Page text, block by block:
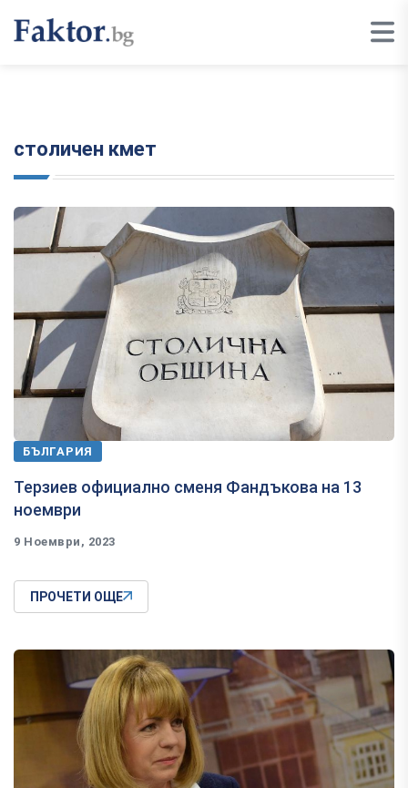
столичен кмет
БЪЛГАРИЯ
Терзиев официално сменя Фандъкова на 13
ноември
9 Ноември, 2023
ПРОЧЕТИ ОЩЕ